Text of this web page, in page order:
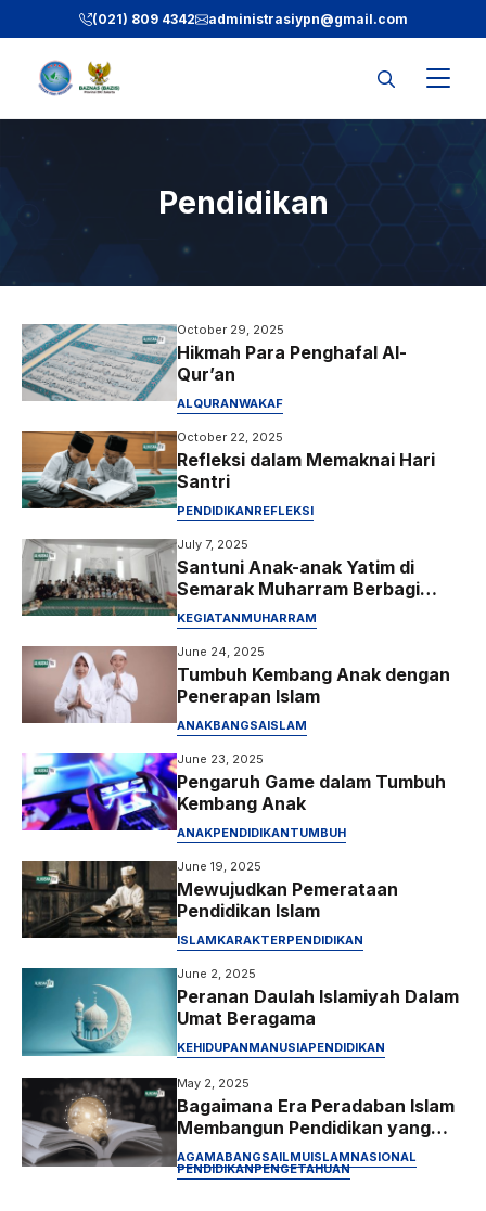
to
content
(021) 809 4342 administrasiypn@gmail.com
Pendidikan
October 29, 2025
Hikmah Para Penghafal Al-
Qur’an
ALQURANWAKAF
October 22, 2025
Refleksi dalam Memaknai Hari
Santri
PENDIDIKANREFLEKSI
July 7, 2025
Santuni Anak-anak Yatim di
Semarak Muharram Berbagi
Yayasan Panji Nusantara
KEGIATANMUHARRAM
June 24, 2025
Tumbuh Kembang Anak dengan
Penerapan Islam
ANAKBANGSAISLAM
June 23, 2025
Pengaruh Game dalam Tumbuh
Kembang Anak
ANAKPENDIDIKANTUMBUH
June 19, 2025
Mewujudkan Pemerataan
Pendidikan Islam
ISLAMKARAKTERPENDIDIKAN
June 2, 2025
Peranan Daulah Islamiyah Dalam
Umat Beragama
KEHIDUPANMANUSIAPENDIDIKAN
May 2, 2025
Bagaimana Era Peradaban Islam
Membangun Pendidikan yang
Berkualitas
AGAMABANGSAILMUISLAMNASIONAL
PENDIDIKANPENGETAHUAN